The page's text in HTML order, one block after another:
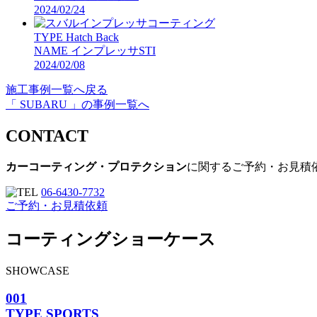
2024/02/24
TYPE Hatch Back
NAME インプレッサSTI
2024/02/08
施工事例一覧へ戻る
「 SUBARU 」の事例一覧へ
CONTACT
カーコーティング・プロテクションに関するご予約・お見積
06-6430-7732
ご予約・お見積依頼
コーティングショーケース
SHOWCASE
001
TYPE SPORTS